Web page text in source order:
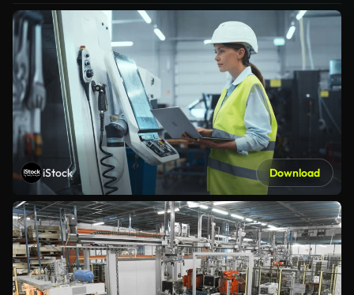
iStock Download